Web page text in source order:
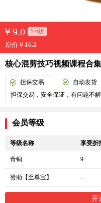
￥9.0 5.6折
原价￥16.2
核心混剪技巧视频课程合集
担保交易 自动发货
担保交易，安全保证，有问题不解
会员等级
等级名称 享受折
青铜 9
赞助【至尊宝】 --
开